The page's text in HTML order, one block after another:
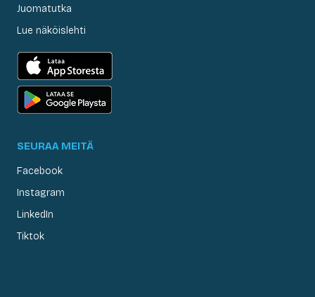
Juomatutka
Lue näköislehti
SEURAA MEITÄ
Facebook
Instagram
LinkedIn
Tiktok